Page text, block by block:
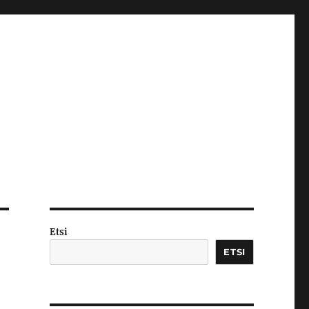
Etsi
ETSI